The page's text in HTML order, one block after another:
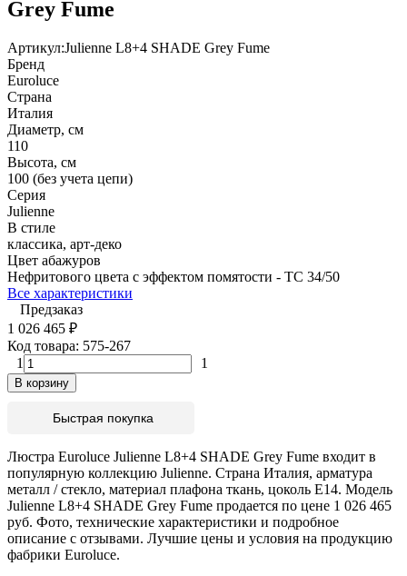
Grey Fume
Артикул:Julienne L8+4 SHADE Grey Fume
Бренд
Euroluce
Страна
Италия
Диаметр, см
110
Высота, см
100 (без учета цепи)
Серия
Julienne
В стиле
классика, арт-деко
Цвет абажуров
Нефритового цвета с эффектом помятости - TC 34/50
Все характеристики
Предзаказ
1 026 465 ₽
Код товара: 575-267
1
1
В корзину
Быстрая покупка
Люстра Euroluce Julienne L8+4 SHADE Grey Fume входит в
популярную коллекцию Julienne. Страна Италия, арматура
металл / стекло, материал плафона ткань, цоколь E14. Модель
Julienne L8+4 SHADE Grey Fume продается по цене 1 026 465
руб. Фото, технические характеристики и подробное
описание с отзывами. Лучшие цены и условия на продукцию
фабрики Euroluce.